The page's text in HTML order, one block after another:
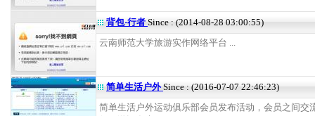
背包·行者 Since : (2014-08-28 03:00:55)
云南师范大学旅游实作网络平台 ...
简单生活户外Since : (2016-07-07 22:46:23)
简单生活户外运动俱乐部会员发布活动，会员之间交